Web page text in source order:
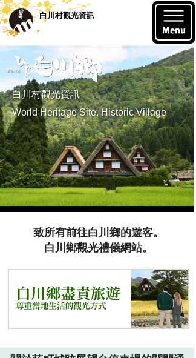
白川村觀光資訊
白川村觀光資訊
World Heritage Site, Historic Village
致所有前往白川鄉的遊客。
白川鄉觀光禮儀網站。